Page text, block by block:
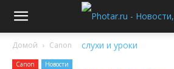
Домой Canon
Canon Новости